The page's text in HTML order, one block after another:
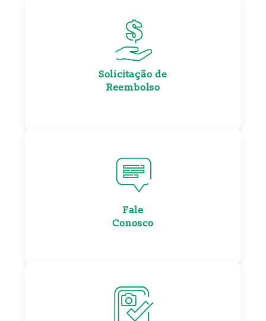
Solicitação de
Reembolso
Fale
Conosco